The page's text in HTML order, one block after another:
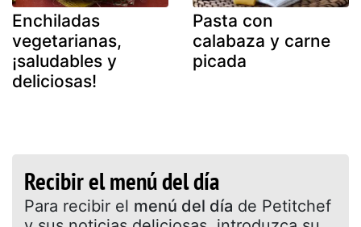
Enchiladas
vegetarianas,
¡saludables y
deliciosas!
Pasta con
calabaza y carne
picada
Recibir el menú del día
Para recibir el menú del día de Petitchef